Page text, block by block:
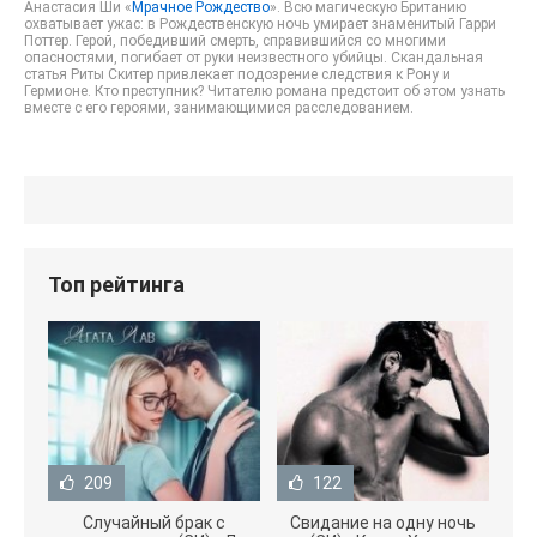
Анастасия Ши « Мрачное Рождество». Всю магическую Британию
охватывает ужас: в Рождественскую ночь умирает знаменитый Гарри
Поттер. Герой, победивший смерть, справившийся со многими
опасностями, погибает от руки неизвестного убийцы. Скандальная
статья Риты Скитер привлекает подозрение следствия к Рону и
Гермионе. Кто преступник? Читателю романа предстоит об этом узнать
вместе с его героями, занимающимися расследованием.
Топ рейтинга
209
Случайный брак с
122
Свидание на одну ночь